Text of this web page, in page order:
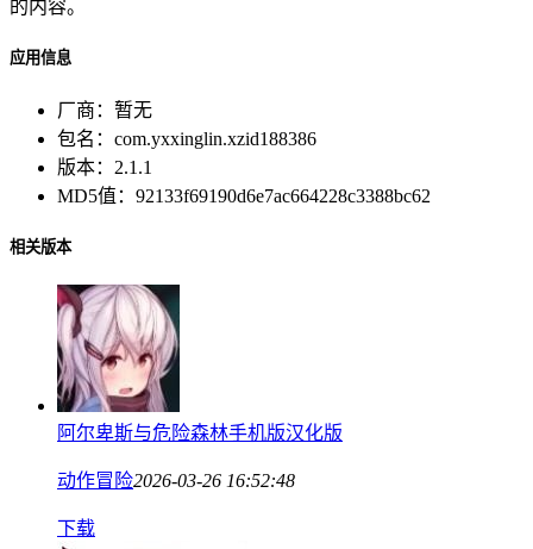
的内容。
应用信息
厂商： 暂无
包名： com.yxxinglin.xzid188386
版本： 2.1.1
MD5值： 92133f69190d6e7ac664228c3388bc62
相关版本
阿尔卑斯与危险森林手机版汉化版
动作冒险2026-03-26 16:52:48
下载